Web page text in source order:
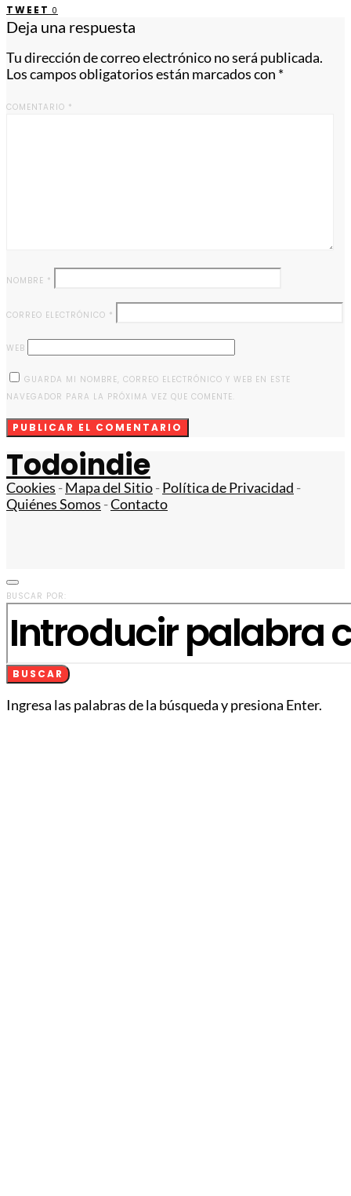
TWEET 0
Deja una respuesta
Tu dirección de correo electrónico no será publicada.
Los campos obligatorios están marcados con *
COMENTARIO *
NOMBRE *
CORREO ELECTRÓNICO *
WEB
GUARDA MI NOMBRE, CORREO ELECTRÓNICO Y WEB EN ESTE
NAVEGADOR PARA LA PRÓXIMA VEZ QUE COMENTE.
Todoindie
Cookies -Mapa del Sitio-Política de Privacidad -
Quiénes Somos -Contacto
BUSCAR POR:
BUSCAR
Ingresa las palabras de la búsqueda y presiona Enter.